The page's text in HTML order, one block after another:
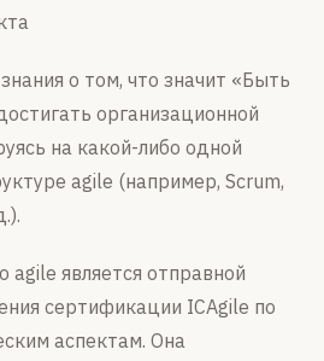
о том, что значит «Быть
организационной
на какой-либо одной
agile (например, Scrum,
agile является отправной
сертификации ICAgile по
аспектам. Она